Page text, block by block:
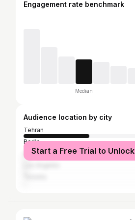
Engagement rate benchmark
Median
Audience location by city
Tehran
Berlin
Isfahan
Start a Free Trial to Unlock